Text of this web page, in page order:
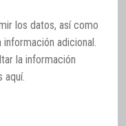
los datos, así como
adicional.
la información
aquí.